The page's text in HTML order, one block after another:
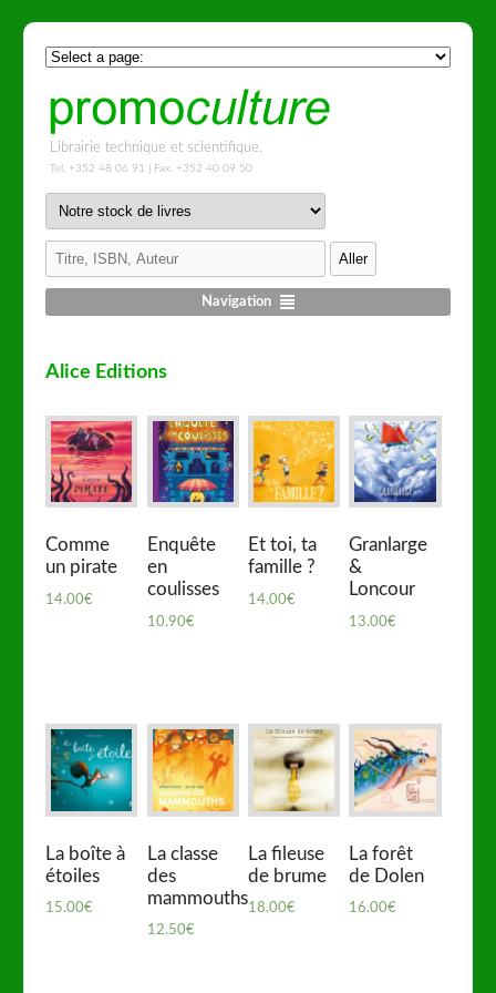
Librairie technique et scientifique.
Tel. +352 48 06 91 | Fax. +352 40 09 50
Navigation
Alice Editions
Comme
un pirate
14.00€
Enquête
en
coulisses
10.90€
Et toi, ta
famille ?
14.00€
Granlarge
&
Loncour
13.00€
La boîte à
étoiles
15.00€
La classe
des
mammouths
12.50€
La fileuse
de brume
18.00€
La forêt
de Dolen
16.00€